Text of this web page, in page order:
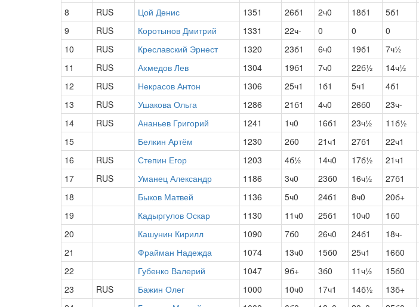
8
RUS Цой Денис 1351 26б1 2ч0 18б1 5б1
9
RUS Коротынов Дмитрий 1331 22ч- 0 0 0
10
RUS Креславский Эрнест 1320 23б1 6ч0 19б1 7ч½
11
RUS Ахмедов Лев 1304 19б1 7ч0 22б½ 14ч½
12
RUS Некрасов Антон 1306 25ч1 1б1 5ч1 4б1
13
RUS Ушакова Ольга 1286 21б1 4ч0 26б0 23ч-
14
RUS Ананьев Григорий 1241 1ч0 16б1 23ч½ 11б½
15
Белкин Артём 1230 2б0 21ч1 27б1 22ч1
16
RUS Степин Егор 1203 4б½ 14ч0 17б½ 21ч1
17
RUS Уманец Александр 1186 3ч0 23б0 16ч½ 27б1
18
Быков Матвей 1136 5ч0 24б1 8ч0 20б+
19
Кадыргулов Оскар 1130 11ч0 25б1 10ч0 1б0
20
Кашунин Кирилл 1090 7б0 26ч0 24б1 18ч-
21
Фрайман Надежда 1074 13ч0 15б0 25ч1 16б0
22
Губенко Валерий 1047 9б+ 3б0 11ч½ 15б0
23
RUS Бажин Олег 1000 10ч0 17ч1 14б½ 13б+